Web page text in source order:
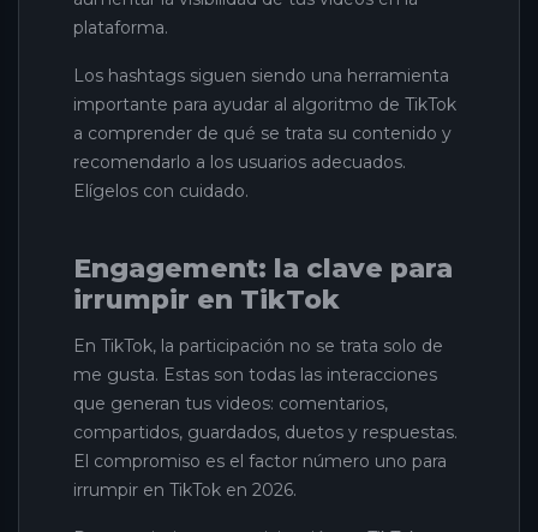
plataforma.
Los hashtags siguen siendo una herramienta
importante para ayudar al algoritmo de TikTok
a comprender de qué se trata su contenido y
recomendarlo a los usuarios adecuados.
Elígelos con cuidado.
Engagement: la clave para
irrumpir en TikTok
En TikTok, la participación no se trata solo de
me gusta. Estas son todas las interacciones
que generan tus videos: comentarios,
compartidos, guardados, duetos y respuestas.
El compromiso es el factor número uno para
irrumpir en TikTok en 2026.